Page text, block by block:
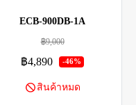
ECB-900DB-1A
฿9,000
฿4,890 -46%
สินค้าหมด